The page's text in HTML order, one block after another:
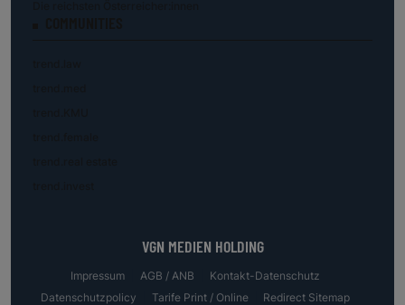
VGN MEDIEN HOLDING
Impressum AGB / ANB
Kontakt-Datenschutz
Datenschutzpolicy
Tarife Print / Online
Redirect Sitemap